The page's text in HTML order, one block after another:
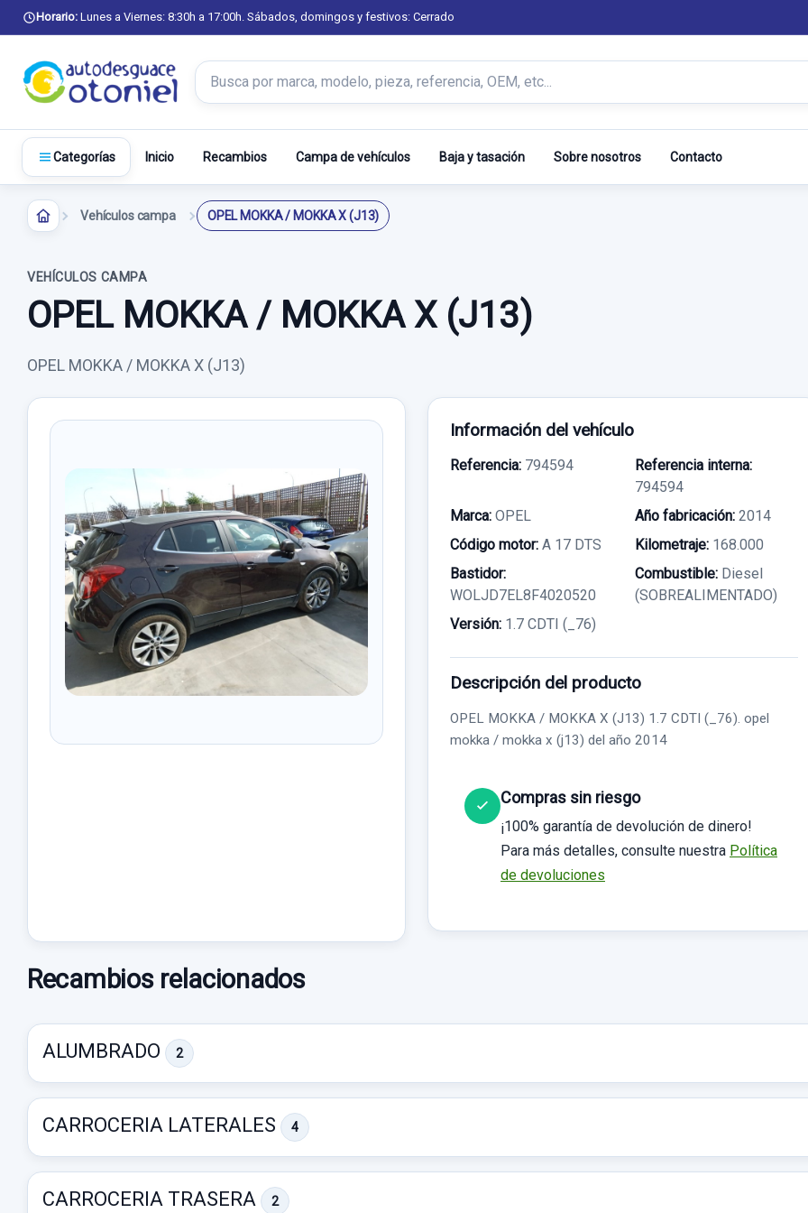
Horario: Lunes a Viernes: 8:30h a 17:00h. Sábados, domingos y festivos: Cerrado
Buscar productos
Categorías Inicio Recambios Campa de vehículos Baja y tasación Sobre nosotros Contacto
Vehículos campa OPEL MOKKA / MOKKA X (J13)
VEHÍCULOS CAMPA
OPEL MOKKA / MOKKA X (J13)
OPEL MOKKA / MOKKA X (J13)
Información del vehículo
Referencia: 794594
Referencia interna:
794594
Marca: OPEL Año fabricación: 2014
Código motor: A 17 DTS Kilometraje: 168.000
Bastidor:
WOLJD7EL8F4020520
Combustible: Diesel
(SOBREALIMENTADO)
Versión: 1.7 CDTI (_76)
Descripción del producto
OPEL MOKKA / MOKKA X (J13) 1.7 CDTI (_76). opel
mokka / mokka x (j13) del año 2014
Compras sin riesgo
¡100% garantía de devolución de dinero!
Para más detalles, consulte nuestra Política
de devoluciones
Recambios relacionados
ALUMBRADO 2
CARROCERIA LATERALES 4
CARROCERIA TRASERA 2